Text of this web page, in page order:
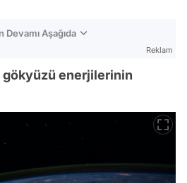
Devamı Aşağıda
Reklam
enerjilerinin